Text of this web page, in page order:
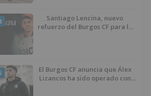
Santiago Lencina, nuevo
refuerzo del Burgos CF para la
El Burgos CF anuncia que Álex
Lizancos ha sido operado con